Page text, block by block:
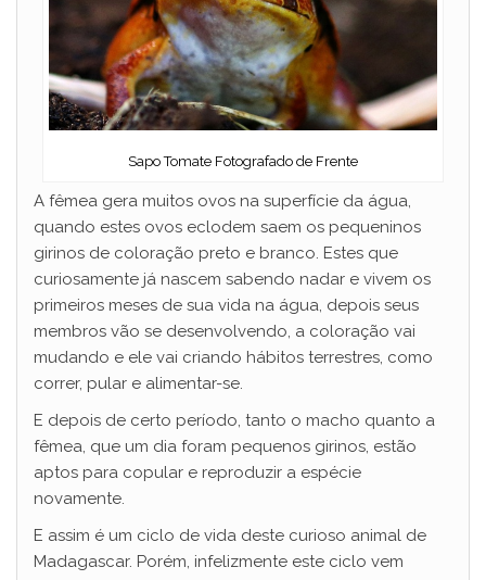
Sapo Tomate Fotografado de Frente
A fêmea gera muitos ovos na superfície da água,
quando estes ovos eclodem saem os pequeninos
girinos de coloração preto e branco. Estes que
curiosamente já nascem sabendo nadar e vivem os
primeiros meses de sua vida na água, depois seus
membros vão se desenvolvendo, a coloração vai
mudando e ele vai criando hábitos terrestres, como
correr, pular e alimentar-se.
E depois de certo período, tanto o macho quanto a
fêmea, que um dia foram pequenos girinos, estão
aptos para copular e reproduzir a espécie
novamente.
E assim é um ciclo de vida deste curioso animal de
Madagascar. Porém, infelizmente este ciclo vem